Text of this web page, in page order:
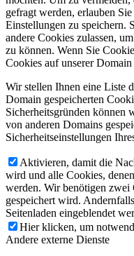
gefragt werden, erlauben
Einstellungen zu speichern.
andere Cookies zulassen,
zu können. Wenn Sie
Cookies auf unserer Domain
Wir stellen Ihnen eine Liste
Domain gespeicherten
Sicherheitsgründen können
von anderen Domains
Sicherheitseinstellungen
Aktivieren, damit die
wird und alle Cookies,
werden. Wir benötigen zwei
gespeichert wird.
Seitenladen eingeblendet
Hier klicken, um
Andere externe Dienste